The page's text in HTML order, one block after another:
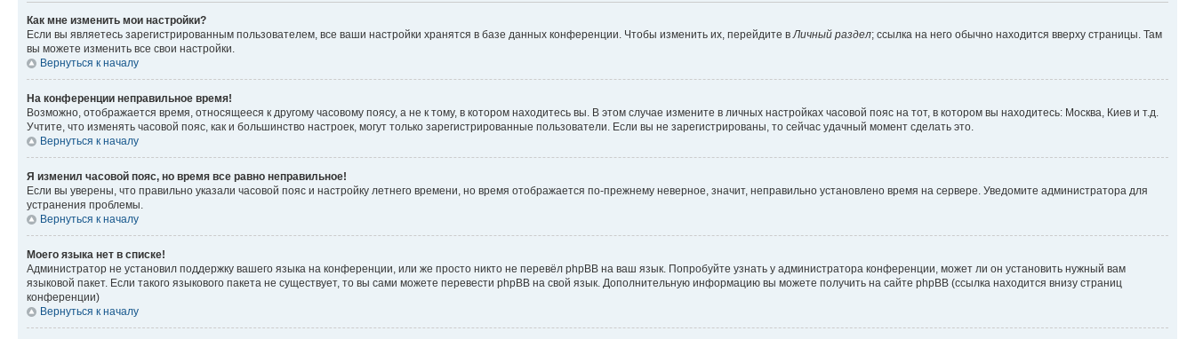
Как мне изменить мои настройки?
Если вы являетесь зарегистрированным пользователем, все ваши настройки хранятся в базе данных конференции. Чтобы изменить их, перейдите в Личный раздел; ссылка на него обычно находится вверху страницы. Там
вы можете изменить все свои настройки.
Вернуться к началу
На конференции неправильное время!
Возможно, отображается время, относящееся к другому часовому поясу, а не к тому, в котором находитесь вы. В этом случае измените в личных настройках часовой пояс на тот, в котором вы находитесь: Москва, Киев и т.д.
Учтите, что изменять часовой пояс, как и большинство настроек, могут только зарегистрированные пользователи. Если вы не зарегистрированы, то сейчас удачный момент сделать это.
Вернуться к началу
Я изменил часовой пояс, но время все равно неправильное!
Если вы уверены, что правильно указали часовой пояс и настройку летнего времени, но время отображается по-прежнему неверное, значит, неправильно установлено время на сервере. Уведомите администратора для
устранения проблемы.
Вернуться к началу
Моего языка нет в списке!
Администратор не установил поддержку вашего языка на конференции, или же просто никто не перевёл phpBB на ваш язык. Попробуйте узнать у администратора конференции, может ли он установить нужный вам
языковой пакет. Если такого языкового пакета не существует, то вы сами можете перевести phpBB на свой язык. Дополнительную информацию вы можете получить на сайте phpBB (ссылка находится внизу страниц
конференции)
Вернуться к началу